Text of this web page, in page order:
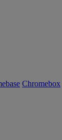
Chromebox